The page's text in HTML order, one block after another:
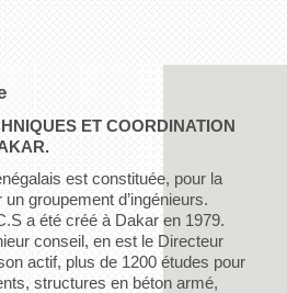
ET COORDINATION
est constituée, pour la
groupement d’ingénieurs.
a été créé à Dakar en 1979.
conseil, en est le Directeur
actif, plus de 1200 études pour
structures en béton armé,